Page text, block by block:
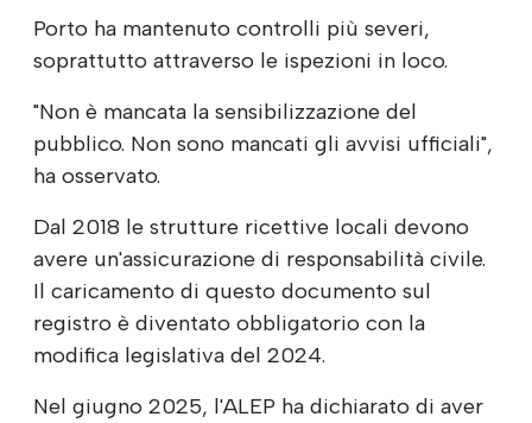
Porto ha mantenuto controlli più severi,
soprattutto attraverso le ispezioni in loco.
"Non è mancata la sensibilizzazione del
pubblico. Non sono mancati gli avvisi ufficiali",
ha osservato.
Dal 2018 le strutture ricettive locali devono
avere un'assicurazione di responsabilità civile.
Il caricamento di questo documento sul
registro è diventato obbligatorio con la
modifica legislativa del 2024.
Nel giugno 2025, l'ALEP ha dichiarato di aver